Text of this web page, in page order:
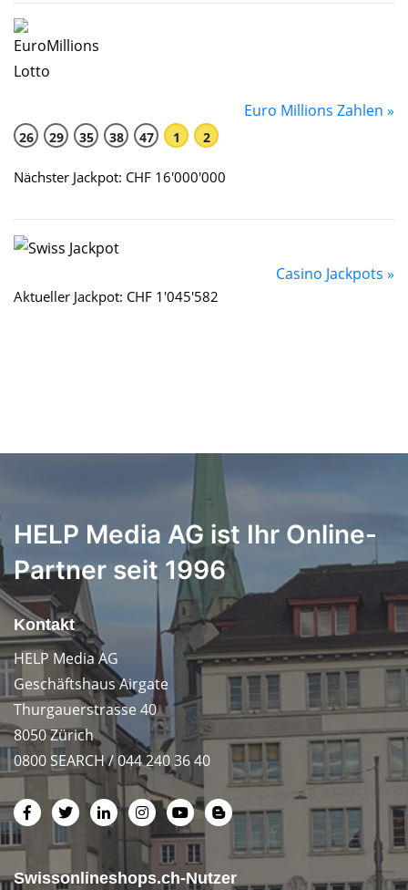
Euro Millions Zahlen »
26 29 35 38 47 1 2
Nächster Jackpot: CHF 16'000'000
Casino Jackpots »
Aktueller Jackpot: CHF 1'045'582
HELP Media AG ist Ihr Online-
Partner seit 1996
Kontakt
HELP Media AG
Geschäftshaus Airgate
Thurgauerstrasse 40
8050 Zürich
0800 SEARCH / 044 240 36 40
Swissonlineshops.ch-Nutzer